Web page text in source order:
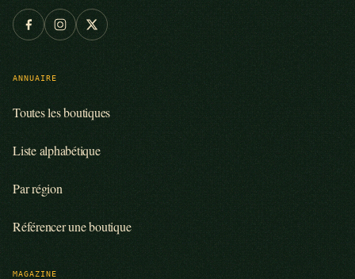
ANNUAIRE
Toutes les boutiques
Liste alphabétique
Par région
Référencer une boutique
MAGAZINE